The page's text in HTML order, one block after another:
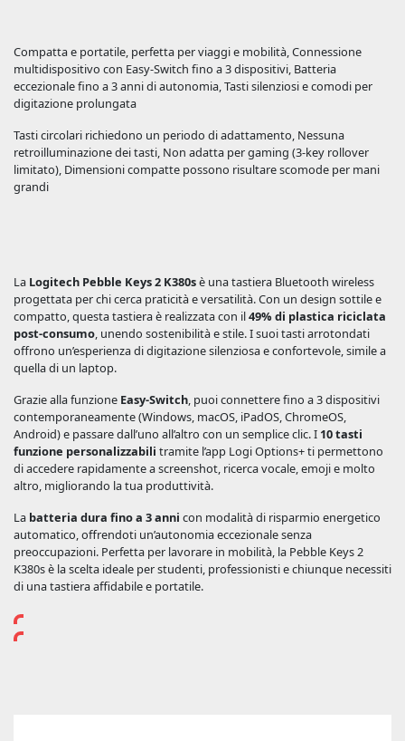
Compatta e portatile, perfetta per viaggi e mobilità, Connessione
multidispositivo con Easy-Switch fino a 3 dispositivi, Batteria
eccezionale fino a 3 anni di autonomia, Tasti silenziosi e comodi per
digitazione prolungata
Tasti circolari richiedono un periodo di adattamento, Nessuna
retroilluminazione dei tasti, Non adatta per gaming (3-key rollover
limitato), Dimensioni compatte possono risultare scomode per mani
grandi
La Logitech Pebble Keys 2 K380sè una tastiera Bluetooth wireless
progettata per chi cerca praticità e versatilità. Con un design sottile e
compatto, questa tastiera è realizzata con il49% di plastica riciclata
post-consumo, unendo sostenibilità e stile. I suoi tasti arrotondati
offrono un’esperienza di digitazione silenziosa e confortevole, simile a
quella di un laptop.
Grazie alla funzione Easy-Switch, puoi connettere fino a 3 dispositivi
contemporaneamente (Windows, macOS, iPadOS, ChromeOS,
Android) e passare dall’uno all’altro con un semplice clic. I 10 tasti
funzione personalizzabili tramite l’app Logi Options+ ti permettono
di accedere rapidamente a screenshot, ricerca vocale, emoji e molto
altro, migliorando la tua produttività.
La batteria dura fino a 3 anni con modalità di risparmio energetico
automatico, offrendoti un’autonomia eccezionale senza
preoccupazioni. Perfetta per lavorare in mobilità, la Pebble Keys 2
K380s è la scelta ideale per studenti, professionisti e chiunque necessiti
di una tastiera affidabile e portatile.